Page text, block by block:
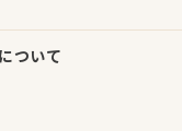
ついて